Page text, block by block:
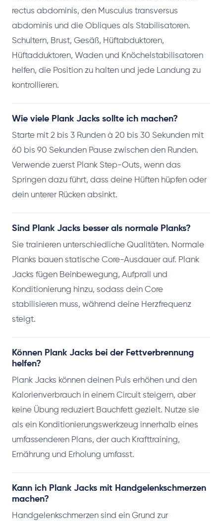
rectus abdominis, den Musculus transversus
abdominis und die Obliques als Stabilisatoren.
Schultern, Brust, Gesäß, Hüftabduktoren,
Hüftadduktoren, Waden und Knöchelstabilisatoren
helfen, die Position zu halten und jede Landung zu
kontrollieren.
Wie viele Plank Jacks sollte ich machen?
Starte mit 2 bis 3 Runden à 20 bis 30 Sekunden mit
60 bis 90 Sekunden Pause zwischen den Runden.
Verwende zuerst Plank Step-Outs, wenn das
Springen dazu führt, dass deine Hüften hüpfen oder
dein unterer Rücken absinkt.
Sind Plank Jacks besser als normale Planks?
Sie trainieren unterschiedliche Qualitäten. Normale
Planks bauen statische Core-Ausdauer auf. Plank
Jacks fügen Beinbewegung, Aufprall und
Konditionierung hinzu, sodass dein Core
stabilisieren muss, während deine Herzfrequenz
steigt.
Können Plank Jacks bei der Fettverbrennung
helfen?
Plank Jacks können deinen Puls erhöhen und den
Kalorienverbrauch in einem Circuit steigern, aber
keine Übung reduziert Bauchfett gezielt. Nutze sie
als ein Konditionierungswerkzeug innerhalb eines
umfassenderen Plans, der auch Krafttraining,
Ernährung und Erholung umfasst.
Kann ich Plank Jacks mit Handgelenkschmerzen
machen?
Handgelenkschmerzen sind ein Grund zur